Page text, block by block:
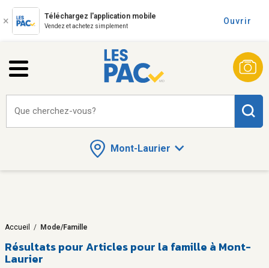
Téléchargez l'application mobile
Vendez et achetez simplement
Ouvrir
Mont-Laurier
Que cherchez-vous?
Accueil / Mode/Famille
Résultats pourArticles pour la famille à Mont-
Laurier